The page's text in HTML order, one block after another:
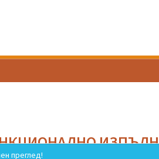
преглед!